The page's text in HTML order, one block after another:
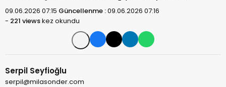
09.06.2026 07:15 Güncellenme :09.06.2026 07:16
- 221 viewskez okundu
Serpil Seyfioğlu
serpil@milasonder.com